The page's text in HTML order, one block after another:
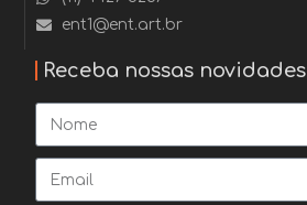
ent1@ent.art.br
Receba nossas novidades